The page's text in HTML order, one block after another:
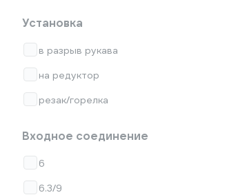
Установка
в разрыв рукава
на редуктор
резак/горелка
Входное соединение
6
6.3/9